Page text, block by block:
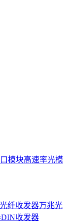
模块高速率光模
纤收发器万兆光
DIN收发器